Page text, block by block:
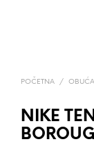
POČETNA / OBUĆA
NIKE